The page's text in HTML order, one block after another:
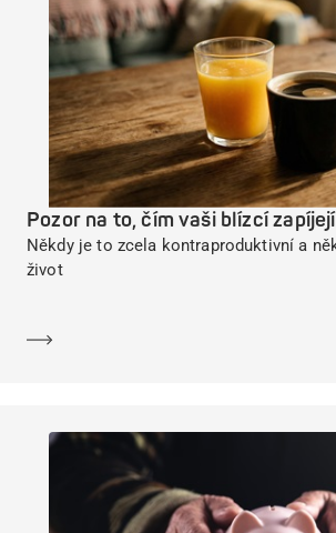
Pozor na to, čím vaši blízcí
Někdy je to zcela kontraproduktivní a
život